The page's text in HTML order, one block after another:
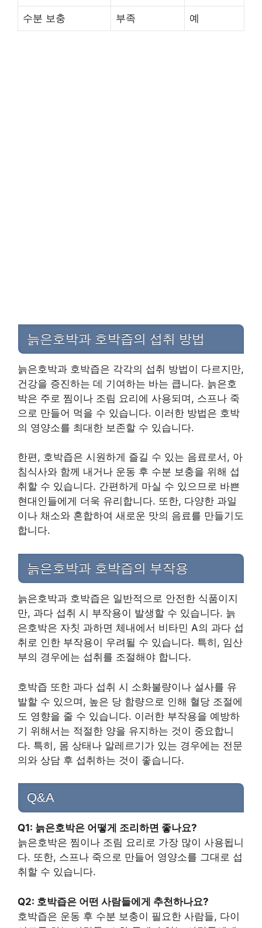
수분 보충 부족 예
늙은호박과 호박즙의 섭취 방법
늙은호박과 호박즙은 각각의 섭취 방법이 다르지만,
건강을 증진하는 데 기여하는 바는 큽니다. 늙은호
박은 주로 찜이나 조림 요리에 사용되며, 스프나 죽
으로 만들어 먹을 수 있습니다. 이러한 방법은 호박
의 영양소를 최대한 보존할 수 있습니다.
한편, 호박즙은 시원하게 즐길 수 있는 음료로서, 아
침식사와 함께 내거나 운동 후 수분 보충을 위해 섭
취할 수 있습니다. 간편하게 마실 수 있으므로 바쁜
현대인들에게 더욱 유리합니다. 또한, 다양한 과일
이나 채소와 혼합하여 새로운 맛의 음료를 만들기도
합니다.
늙은호박과 호박즙의 부작용
늙은호박과 호박즙은 일반적으로 안전한 식품이지
만, 과다 섭취 시 부작용이 발생할 수 있습니다. 늙
은호박은 자칫 과하면 체내에서 비타민 A의 과다 섭
취로 인한 부작용이 우려될 수 있습니다. 특히, 임산
부의 경우에는 섭취를 조절해야 합니다.
호박즙 또한 과다 섭취 시 소화불량이나 설사를 유
발할 수 있으며, 높은 당 함량으로 인해 혈당 조절에
도 영향을 줄 수 있습니다. 이러한 부작용을 예방하
기 위해서는 적절한 양을 유지하는 것이 중요합니
다. 특히, 몸 상태나 알레르기가 있는 경우에는 전문
의와 상담 후 섭취하는 것이 좋습니다.
Q&A
Q1: 늙은호박은 어떻게 조리하면 좋나요?
늙은호박은 찜이나 조림 요리로 가장 많이 사용됩니
다. 또한, 스프나 죽으로 만들어 영양소를 그대로 섭
취할 수 있습니다.
Q2: 호박즙은 어떤 사람들에게 추천하나요?
호박즙은 운동 후 수분 보충이 필요한 사람들, 다이